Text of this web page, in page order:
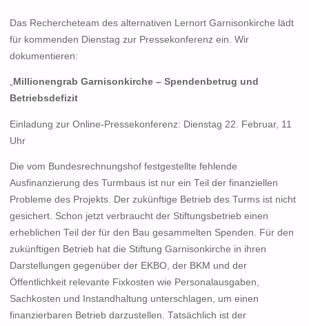
Das Rechercheteam des alternativen Lernort Garnisonkirche lädt
für kommenden Dienstag zur Pressekonferenz ein. Wir
dokumentieren:
„Millionengrab Garnisonkirche – Spendenbetrug und
Betriebsdefizit
Einladung zur Online-Pressekonferenz: Dienstag 22. Februar, 11
Uhr
Die vom Bundesrechnungshof festgestellte fehlende
Ausfinanzierung des Turmbaus ist nur ein Teil der finanziellen
Probleme des Projekts. Der zukünftige Betrieb des Turms ist nicht
gesichert. Schon jetzt verbraucht der Stiftungsbetrieb einen
erheblichen Teil der für den Bau gesammelten Spenden. Für den
zukünftigen Betrieb hat die Stiftung Garnisonkirche in ihren
Darstellungen gegenüber der EKBO, der BKM und der
Öffentlichkeit relevante Fixkosten wie Personalausgaben,
Sachkosten und Instandhaltung unterschlagen, um einen
finanzierbaren Betrieb darzustellen. Tatsächlich ist der